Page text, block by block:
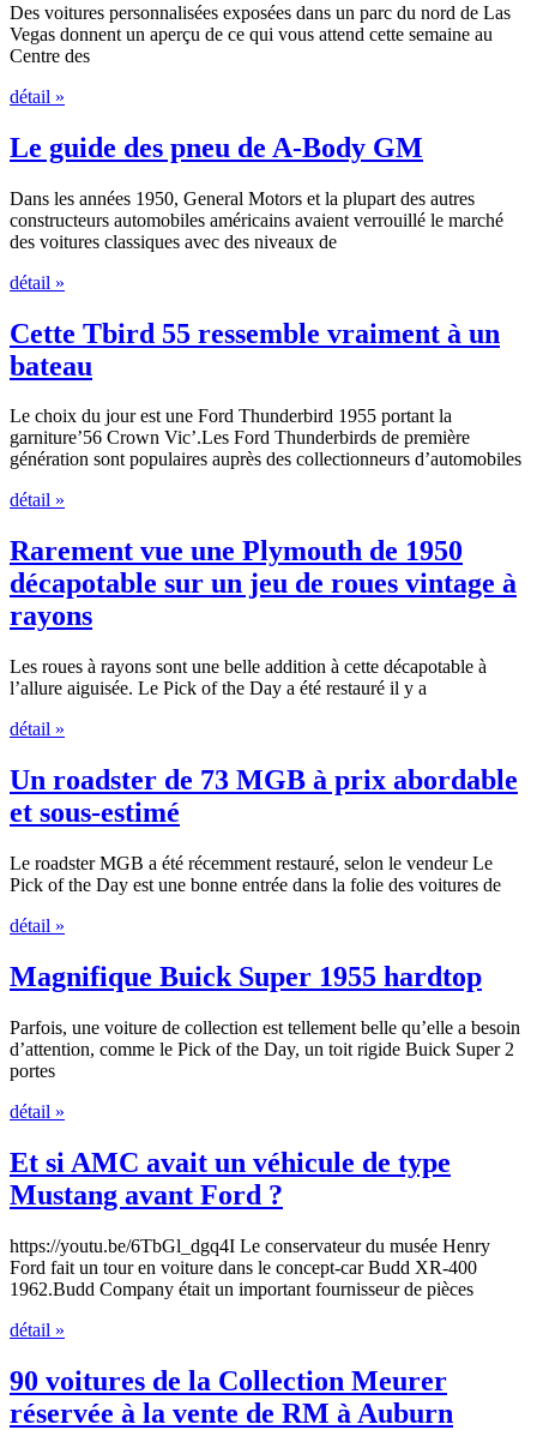
Des voitures personnalisées exposées dans un parc du nord de Las
Vegas donnent un aperçu de ce qui vous attend cette semaine au
Centre des
détail »
Le guide des pneu de A-Body GM
Dans les années 1950, General Motors et la plupart des autres
constructeurs automobiles américains avaient verrouillé le marché
des voitures classiques avec des niveaux de
détail »
Cette Tbird 55 ressemble vraiment à un
bateau
Le choix du jour est une Ford Thunderbird 1955 portant la
garniture’56 Crown Vic’.Les Ford Thunderbirds de première
génération sont populaires auprès des collectionneurs d’automobiles
détail »
Rarement vue une Plymouth de 1950
décapotable sur un jeu de roues vintage à
rayons
Les roues à rayons sont une belle addition à cette décapotable à
l’allure aiguisée. Le Pick of the Day a été restauré il y a
détail »
Un roadster de 73 MGB à prix abordable
et sous-estimé
Le roadster MGB a été récemment restauré, selon le vendeur Le
Pick of the Day est une bonne entrée dans la folie des voitures de
détail »
Magnifique Buick Super 1955 hardtop
Parfois, une voiture de collection est tellement belle qu’elle a besoin
d’attention, comme le Pick of the Day, un toit rigide Buick Super 2
portes
détail »
Et si AMC avait un véhicule de type
Mustang avant Ford ?
https://youtu.be/6TbGl_dgq4I Le conservateur du musée Henry
Ford fait un tour en voiture dans le concept-car Budd XR-400
1962.Budd Company était un important fournisseur de pièces
détail »
90 voitures de la Collection Meurer
réservée à la vente de RM à Auburn